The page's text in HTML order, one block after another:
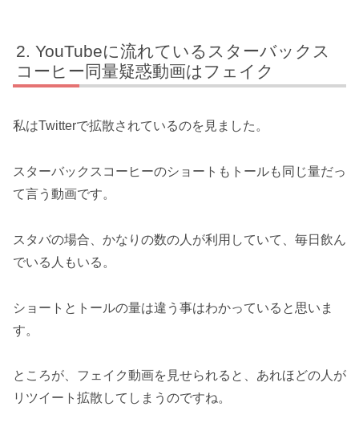
YouTubeに流れているスターバックス
コーヒー同量疑惑動画はフェイク
私はTwitterで拡散されているのを見ました。
スターバックスコーヒーのショートもトールも同じ量だっ
て言う動画です。
スタバの場合、かなりの数の人が利用していて、毎日飲ん
でいる人もいる。
ショートとトールの量は違う事はわかっていると思いま
す。
ところが、フェイク動画を見せられると、あれほどの人が
リツイート拡散してしまうのですね。